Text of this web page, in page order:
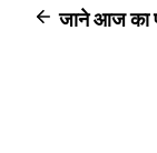
Post
जाने आज का